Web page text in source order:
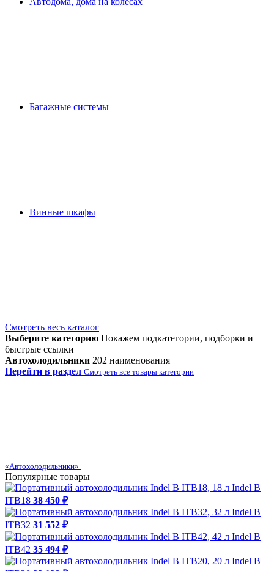
Багажные системы
Винные шкафы
Смотреть весь каталог
Выберите категорию Покажем подкатегории, подборки и
быстрые ссылки
Автохолодильники 202 наименования
Перейти в раздел Смотреть все товары категории
«Автохолодильники»
Популярные товары
Indel B
ITB18 38 450 ₽
Indel B
ITB32 31 552 ₽
Indel B
ITB42 35 494 ₽
Indel B